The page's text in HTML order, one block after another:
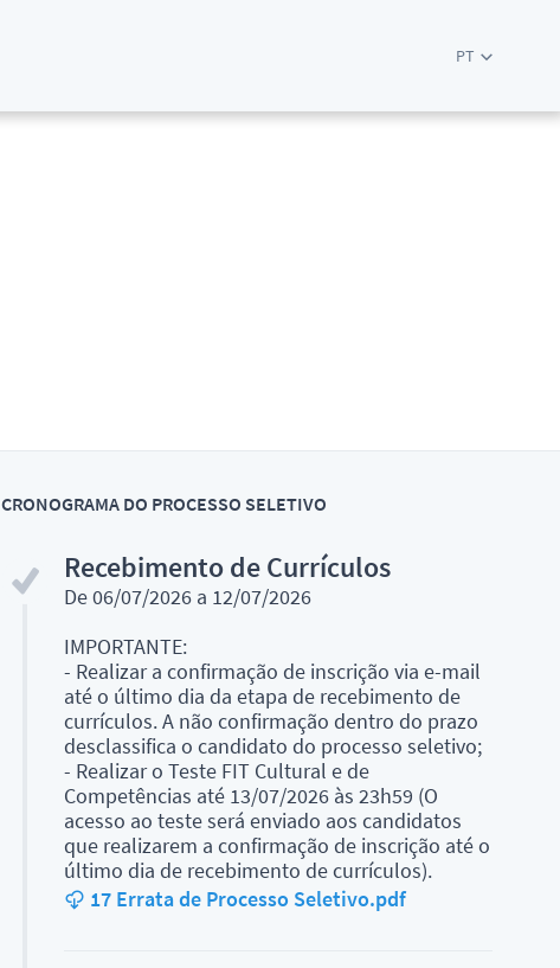
PT
CRONOGRAMA DO PROCESSO SELETIVO
Recebimento de Currículos
De 06/07/2026 a 12/07/2026
IMPORTANTE:
- Realizar a confirmação de inscrição via e-mail
até o último dia da etapa de recebimento de
currículos. A não confirmação dentro do prazo
desclassifica o candidato do processo seletivo;
- Realizar o Teste FIT Cultural e de
Competências até 13/07/2026 às 23h59 (O
acesso ao teste será enviado aos candidatos
que realizarem a confirmação de inscrição até o
último dia de recebimento de currículos).
17 Errata de Processo Seletivo.pdf